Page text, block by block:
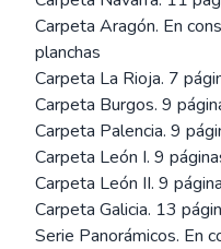
Carpeta Aragón. En
planchas
Carpeta La Rioja. 7
Carpeta Burgos. 9
Carpeta Palencia. 9
Carpeta León I. 9
Carpeta León II. 9
Carpeta Galicia. 13
Serie Panorámicos. En